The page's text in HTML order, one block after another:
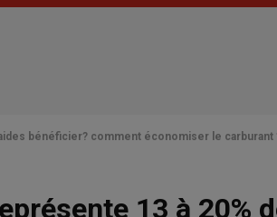
bénéficier? comment économiser le carburant
13 à 20%